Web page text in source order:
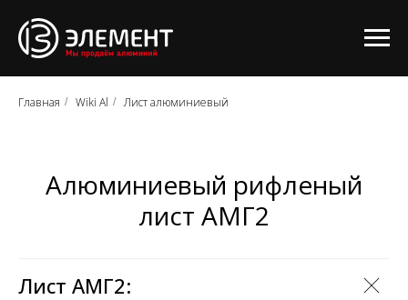
Главная / Wiki Al / Лист алюминиевый
Алюминиевый рифленый
лист АМГ2
Лист АМГ2: